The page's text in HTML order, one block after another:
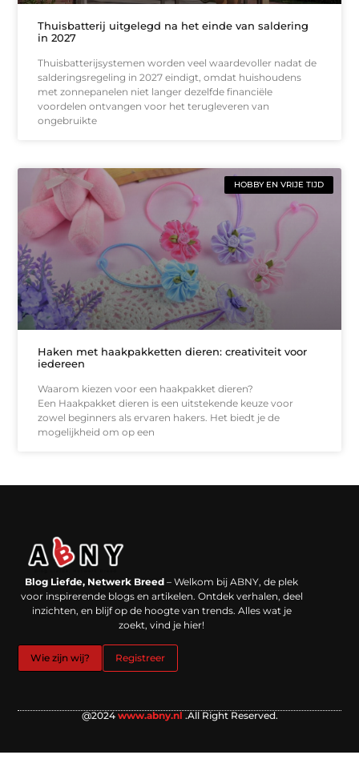
Thuisbatterij uitgelegd na het einde van saldering
in 2027
Thuisbatterijsystemen worden veel waardevoller nadat de
salderingsregeling in 2027 eindigt, omdat huishoudens
met zonnepanelen niet langer dezelfde financiële
voordelen ontvangen voor het terugleveren van
ongebruikte
HOBBY EN VRIJE TIJD
Haken met haakpakketten dieren: creativiteit voor
iedereen
Waarom kiezen voor een haakpakket dieren?
Een Haakpakket dieren is een uitstekende keuze voor
zowel beginners als ervaren hakers. Het biedt je de
mogelijkheid om op een
Blog Liefde, Netwerk Breed – Welkom bij ABNY, de plek
voor inspirerende blogs en artikelen. Ontdek verhalen, deel
inzichten, en blijf op de hoogte van trends. Alles wat je
zoekt, vind je hier!
Wie zijn wij? Registreer
@2024 www.abny.nl .All Right Reserved.